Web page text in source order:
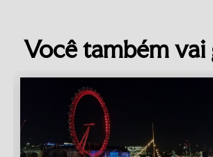
Você também vai